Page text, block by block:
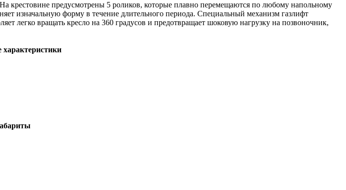
крестовине предусмотрены 5 роликов, которые плавно перемещаются по любому напольному
изначальную форму в течение длительного периода. Специальный механизм газлифт
легко вращать кресло на 360 градусов и предотвращает шоковую нагрузку на позвоночник,